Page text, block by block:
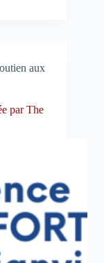
aux
par The